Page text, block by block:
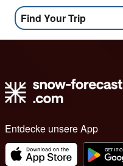
Find Your Trip
Entdecke unsere App